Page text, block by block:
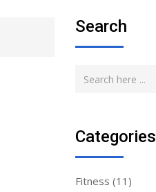
Search
Categories
Fitness (11)